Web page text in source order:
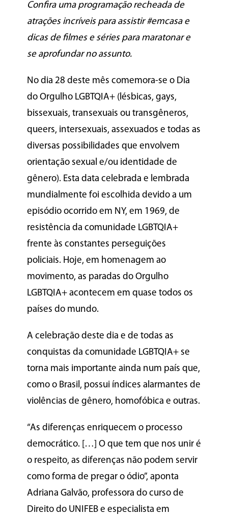
Confira uma programação recheada de
atrações incríveis para assistir #emcasa e
dicas de filmes e séries para maratonar e
se aprofundar no assunto.
No dia 28 deste mês comemora-se o Dia
do Orgulho LGBTQIA+ (lésbicas, gays,
bissexuais, transexuais ou transgêneros,
queers, intersexuais, assexuados e todas as
diversas possibilidades que envolvem
orientação sexual e/ou identidade de
gênero). Esta data celebrada e lembrada
mundialmente foi escolhida devido a um
episódio ocorrido em NY, em 1969, de
resistência da comunidade LGBTQIA+
frente às constantes perseguições
policiais. Hoje, em homenagem ao
movimento, as paradas do Orgulho
LGBTQIA+ acontecem em quase todos os
países do mundo.
A celebração deste dia e de todas as
conquistas da comunidade LGBTQIA+ se
torna mais importante ainda num país que,
como o Brasil, possui índices alarmantes de
violências de gênero, homofóbica e outras.
“As diferenças enriquecem o processo
democrático. […] O que tem que nos unir é
o respeito, as diferenças não podem servir
como forma de pregar o ódio”, aponta
Adriana Galvão, professora do curso de
Direito do UNIFEB e especialista em